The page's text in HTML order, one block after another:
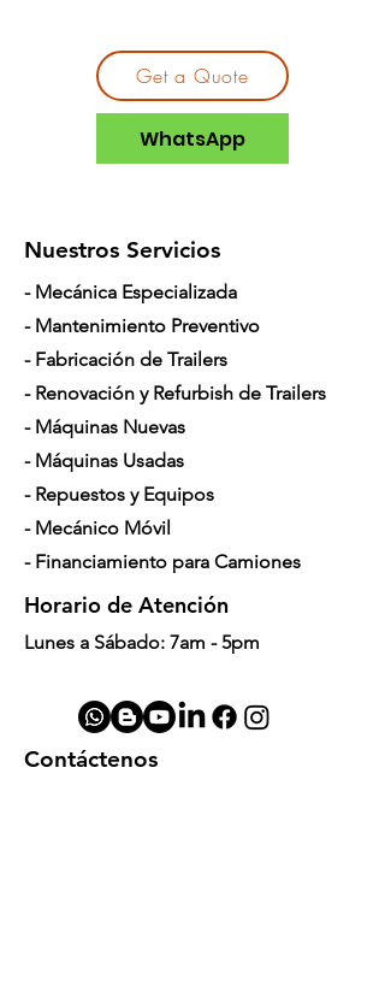
Get a Quote
WhatsApp
Nuestros Servicios
- Mecánica Especializada
- Mantenimiento Preventivo
- Fabricación de Trailers
- Renovación y Refurbish de Trailers
- Máquinas Nuevas
- Máquinas Usadas
- Repuestos y Equipos
- Mecánico Móvil
- Financiamiento para Camiones
Horario de Atención
Lunes a Sábado: 7am - 5pm
Contáctenos